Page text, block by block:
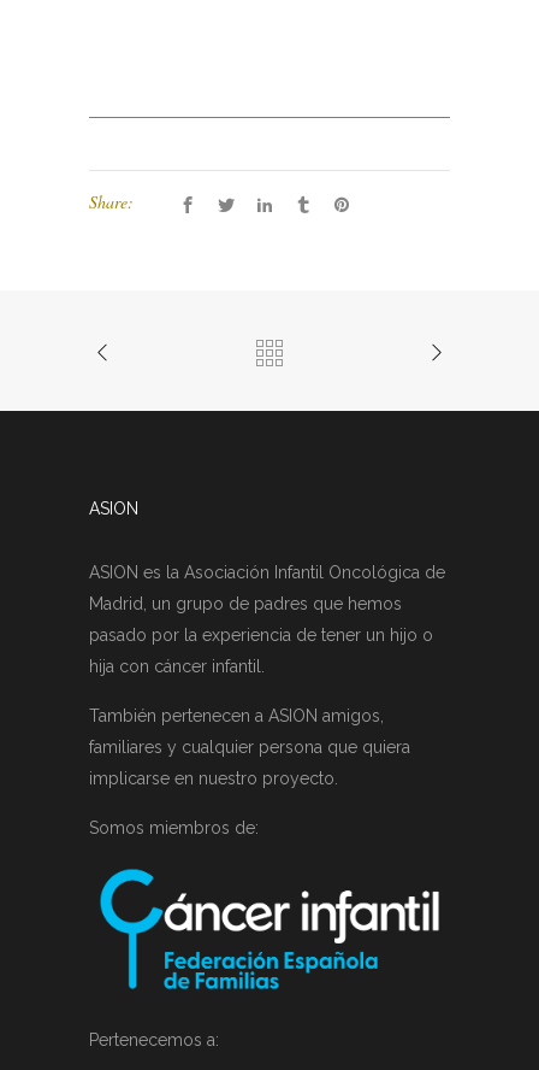
Share:
ASION
ASION es la Asociación Infantil Oncológica de
Madrid, un grupo de padres que hemos
pasado por la experiencia de tener un hijo o
hija con cáncer infantil.
También pertenecen a ASION amigos,
familiares y cualquier persona que quiera
implicarse en nuestro proyecto.
Somos miembros de:
Pertenecemos a: